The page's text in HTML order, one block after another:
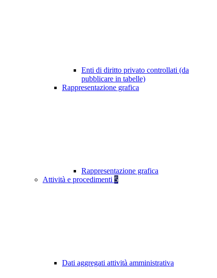
Enti di diritto privato controllati (da
pubblicare in tabelle)
Rappresentazione grafica
Rappresentazione grafica
Attività e procedimenti 5
Dati aggregati attività amministrativa